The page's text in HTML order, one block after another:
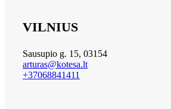
VILNIUS
Sausupio g. 15, 03154
arturas@kotesa.lt
+37068841411